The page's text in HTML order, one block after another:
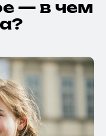
— в чем